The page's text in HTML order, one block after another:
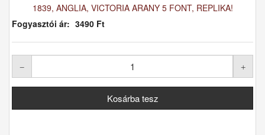
1839, ANGLIA, VICTORIA ARANY 5 FONT, REPLIKA!
Fogyasztói ár: 3490 Ft